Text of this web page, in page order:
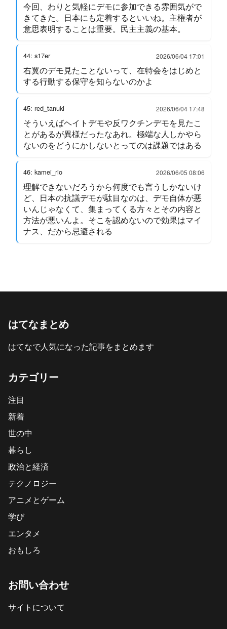
今回、わりと気軽にデモに参加できる雰囲気がで
きてきた。日本にも定着するといいね。主権者が
意思表明することは重要。民主主義の基本。
44: s17er 2026/06/04 17:01
右翼のデモ見たことないって、在特会をはじめと
する行動する保守を知らないのかよ
45: red_tanuki 2026/06/04 17:48
そういえばヘイトデモや反ワクチンデモを見たこ
とがあるが異様だったなあれ。極端な人しかやら
ないのをどうにかしないとってのは課題ではある
46: kamei_rio 2026/06/05 08:06
理解できないだろうから何度でも言うしかないけ
ど、日本の抗議デモが駄目なのは、デモ自体が悪
いんじゃなくて、集まってくる方々とその内容と
方法が悪いんよ。そこを認めないので効果はマイ
ナス、だから忌避される
はてなまとめ
はてなで人気になった記事をまとめます
カテゴリー
注目
新着
世の中
暮らし
政治と経済
テクノロジー
アニメとゲーム
学び
エンタメ
おもしろ
お問い合わせ
サイトについて